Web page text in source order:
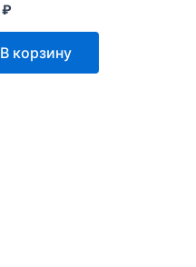
₽
В корзину